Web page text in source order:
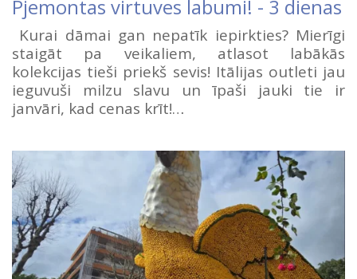
Pjemontas virtuves labumi! - 3 dienas
Kurai dāmai gan nepatīk iepirkties? Mierīgi
staigāt pa veikaliem, atlasot labākās
kolekcijas tieši priekš sevis! Itālijas outleti jau
ieguvuši milzu slavu un īpaši jauki tie ir
janvāri, kad cenas krīt!…